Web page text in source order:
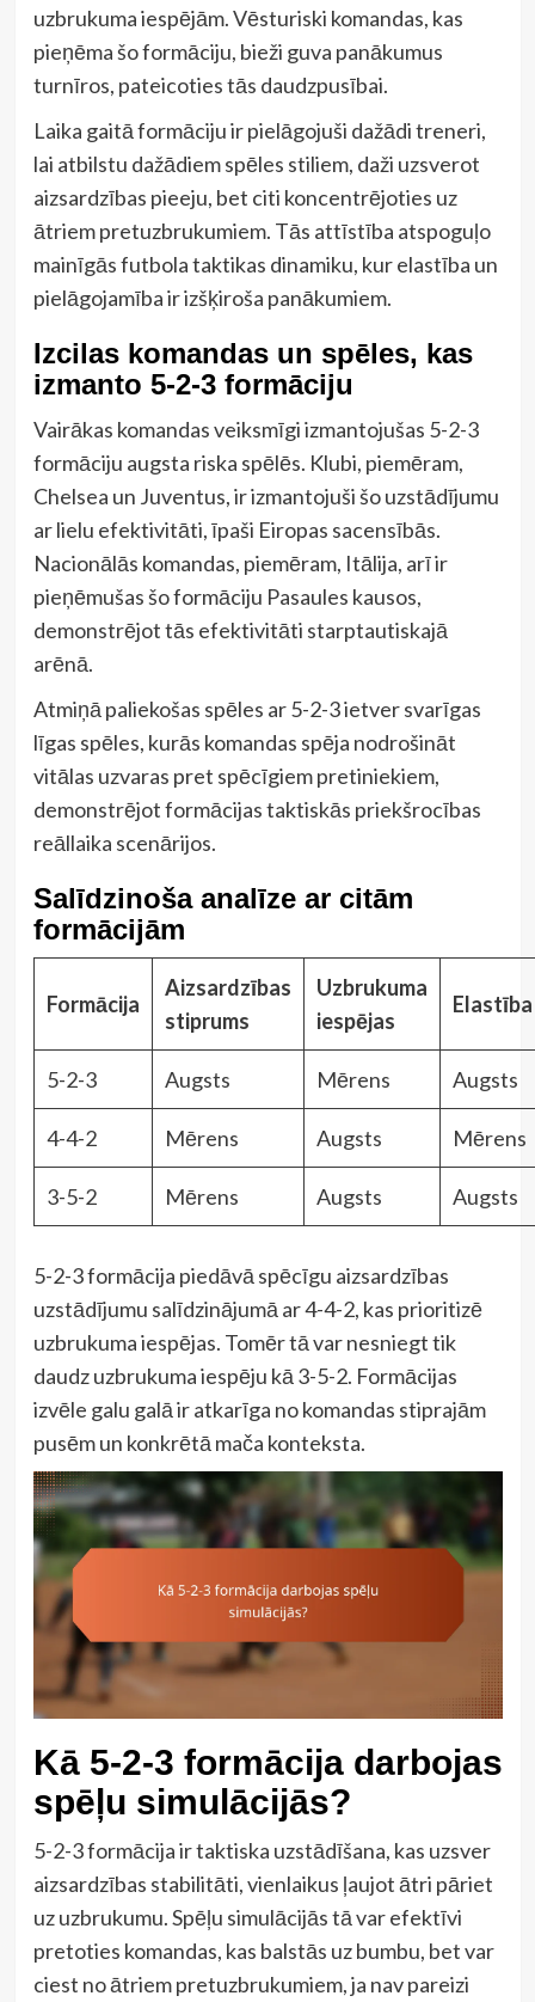
uzbrukuma iespējām. Vēsturiski komandas, kas
pieņēma šo formāciju, bieži guva panākumus
turnīros, pateicoties tās daudzpusībai.
Laika gaitā formāciju ir pielāgojuši dažādi treneri,
lai atbilstu dažādiem spēles stiliem, daži uzsverot
aizsardzības pieeju, bet citi koncentrējoties uz
ātriem pretuzbrukumiem. Tās attīstība atspoguļo
mainīgās futbola taktikas dinamiku, kur elastība un
pielāgojamība ir izšķiroša panākumiem.
Izcilas komandas un spēles, kas
izmanto 5-2-3 formāciju
Vairākas komandas veiksmīgi izmantojušas 5-2-3
formāciju augsta riska spēlēs. Klubi, piemēram,
Chelsea un Juventus, ir izmantojuši šo uzstādījumu
ar lielu efektivitāti, īpaši Eiropas sacensībās.
Nacionālās komandas, piemēram, Itālija, arī ir
pieņēmušas šo formāciju Pasaules kausos,
demonstrējot tās efektivitāti starptautiskajā
arēnā.
Atmiņā paliekošas spēles ar 5-2-3 ietver svarīgas
līgas spēles, kurās komandas spēja nodrošināt
vitālas uzvaras pret spēcīgiem pretiniekiem,
demonstrējot formācijas taktiskās priekšrocības
reāllaika scenārijos.
Salīdzinoša analīze ar citām
formācijām
Formācija
Aizsardzības
stiprums
Uzbrukuma
iespējas
Elastība
5-2-3 Augsts Mērens Augsts
4-4-2 Mērens Augsts Mērens
3-5-2 Mērens Augsts Augsts
5-2-3 formācija piedāvā spēcīgu aizsardzības
uzstādījumu salīdzinājumā ar 4-4-2, kas prioritizē
uzbrukuma iespējas. Tomēr tā var nesniegt tik
daudz uzbrukuma iespēju kā 3-5-2. Formācijas
izvēle galu galā ir atkarīga no komandas stiprajām
pusēm un konkrētā mača konteksta.
Kā 5-2-3 formācija darbojas
spēļu simulācijās?
5-2-3 formācija ir taktiska uzstādīšana, kas uzsver
aizsardzības stabilitāti, vienlaikus ļaujot ātri pāriet
uz uzbrukumu. Spēļu simulācijās tā var efektīvi
pretoties komandas, kas balstās uz bumbu, bet var
ciest no ātriem pretuzbrukumiem, ja nav pareizi